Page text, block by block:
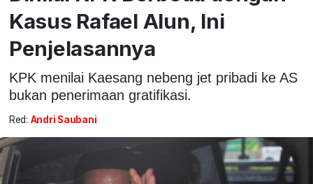
Kasus Rafael Alun, Ini
Penjelasannya
KPK menilai Kaesang nebeng jet pribadi ke AS
bukan penerimaan gratifikasi.
Red: Andri Saubani